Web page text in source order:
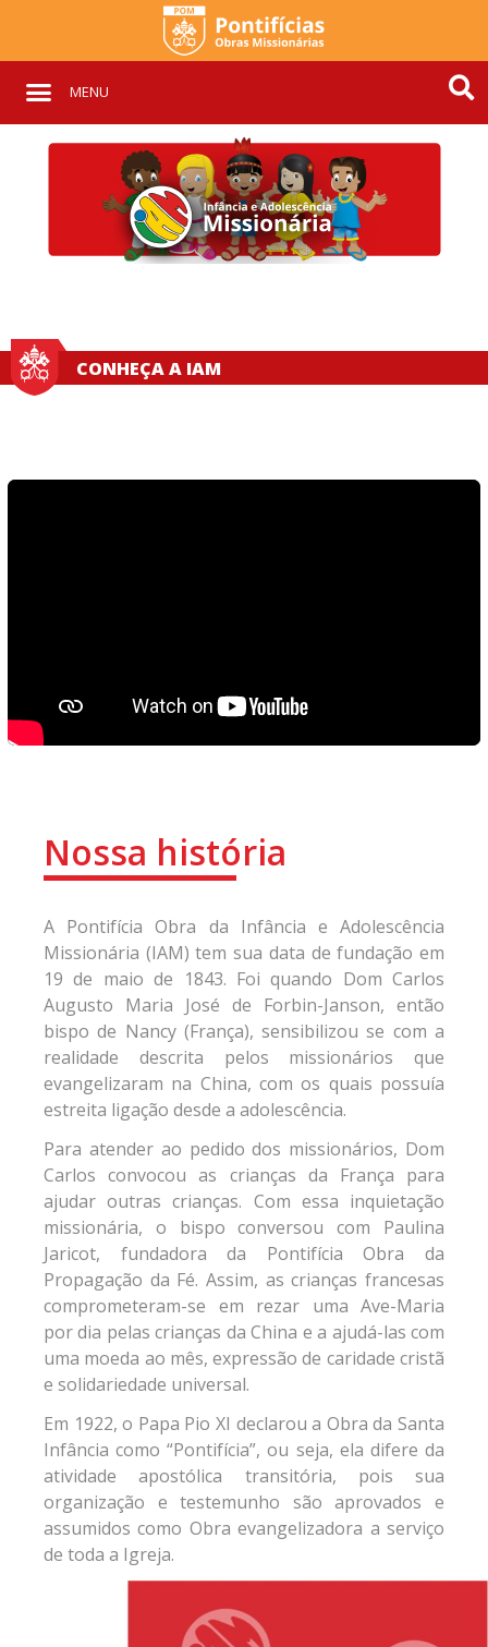
MENU
CONHEÇA A IAM
Nossa história
A Pontifícia Obra da Infância e Adolescência
Missionária (IAM) tem sua data de fundação em
19 de maio de 1843. Foi quando Dom Carlos
Augusto Maria José de Forbin-Janson, então
bispo de Nancy (França), sensibilizou se com a
realidade descrita pelos missionários que
evangelizaram na China, com os quais possuía
estreita ligação desde a adolescência.
Para atender ao pedido dos missionários, Dom
Carlos convocou as crianças da França para
ajudar outras crianças. Com essa inquietação
missionária, o bispo conversou com Paulina
Jaricot, fundadora da Pontifícia Obra da
Propagação da Fé. Assim, as crianças francesas
comprometeram-se em rezar uma Ave-Maria
por dia pelas crianças da China e a ajudá-las com
uma moeda ao mês, expressão de caridade cristã
e solidariedade universal.
Em 1922, o Papa Pio XI declarou a Obra da Santa
Infância como “Pontifícia”, ou seja, ela difere da
atividade apostólica transitória, pois sua
organização e testemunho são aprovados e
assumidos como Obra evangelizadora a serviço
de toda a Igreja.